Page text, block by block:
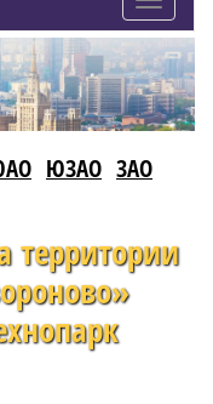
ЮЗАО ЗАО
территории